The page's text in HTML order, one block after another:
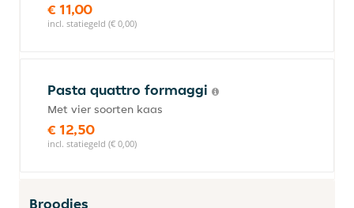
€ 11,00
incl. statiegeld (€ 0,00)
Pasta quattro formaggi
Met vier soorten kaas
€ 12,50
incl. statiegeld (€ 0,00)
Broodjes